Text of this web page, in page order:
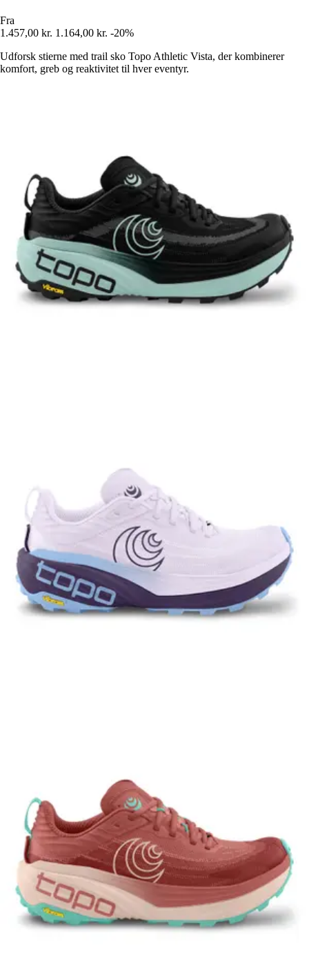
Fra
1.457,00 kr. 1.164,00 kr. -20%
Udforsk stierne med trail sko Topo Athletic Vista, der kombinerer
komfort, greb og reaktivitet til hver eventyr.